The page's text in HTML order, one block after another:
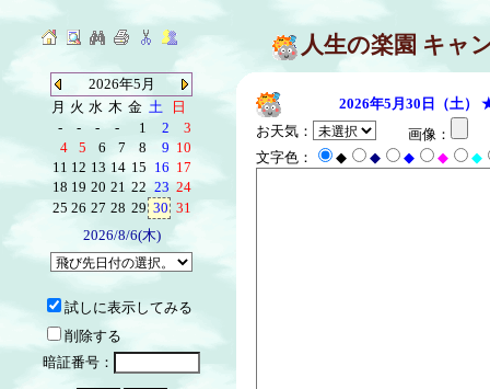
人生の楽園 キャ
2026年5月
月 火 水 木 金 土
日
-
- - - 1 2
3
4
5 6 7 8 9 10
11 12 13 14 15 16 17
18 19 20 21 22 23 24
25 26 27 28 29 30 31
2026/8/6(木)
試しに表示してみる
削除する
暗証番号：
2026年5月30日（土）
お天気：
画像：
文字色：
◆ ◆ ◆ ◆ ◆